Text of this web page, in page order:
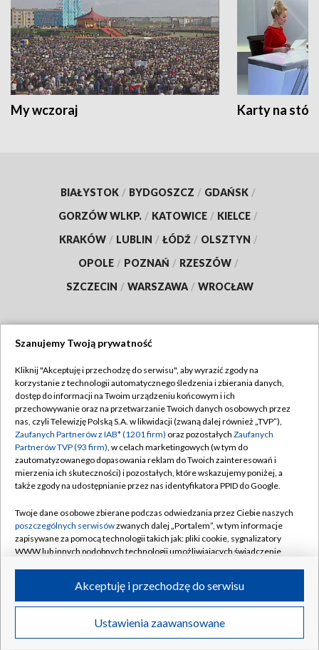
My wczoraj Karty na
BIAŁYSTOK / BYDGOSZCZ / GDAŃSK /
GORZÓW WLKP. / KATOWICE / KIELCE /
KRAKÓW / LUBLIN / ŁÓDŹ / OLSZTYN /
OPOLE / POZNAŃ / RZESZÓW /
SZCZECIN / WARSZAWA / WROCŁAW
TVP
Abonament TVP
Emisja w TVP
Centrum informacji TVP
Naziemna Telewizja Cyfrowa
Rada Programowa
System NOS
Informacje o nadawcy
Program dla prasy
Ogłoszenie przetargowe
Regulamin TVP
Polityka prywatności
Moje zgody
Pomoc
Kontakt
Kanały
©2026 Telewizja Polska S.A. w likwidacji
Szanujemy Twoją prywatność
Kliknij "Akceptuję i przechodzę do serwisu", aby wyrazić zgody na
korzystanie z technologii automatycznego śledzenia i zbierania danych,
dostęp do informacji na Twoim urządzeniu końcowym i ich
przechowywanie oraz na przetwarzanie Twoich danych osobowych przez
nas, czyli Telewizję Polską S.A. w likwidacji (zwaną dalej również „TVP”),
Zaufanych Partnerów z IAB* (1201 firm) oraz pozostałych Zaufanych
Partnerów TVP (93 firm), w celach marketingowych (w tym do
zautomatyzowanego dopasowania reklam do Twoich zainteresowań i
mierzenia ich skuteczności) i pozostałych, które wskazujemy poniżej, a
także zgody na udostępnianie przez nas identyfikatora PPID do Google.
Twoje dane osobowe zbierane podczas odwiedzania przez Ciebie naszych
poszczególnych serwisówzwanych dalej „Portalem”, w tym informacje
zapisywane za pomocą technologii takich jak: pliki cookie, sygnalizatory
WWW lub innych podobnych technologii umożliwiających świadczenie
ruchu w Internecie.
Twoje dane osobowe zbierane podczas odwiedzania przez Ciebie
poszczególnych serwisówna Portalu, takie jak adresy IP, identyfikatory
Ustawienia zaawansowane
Akceptuję i przechodzę do serwisu